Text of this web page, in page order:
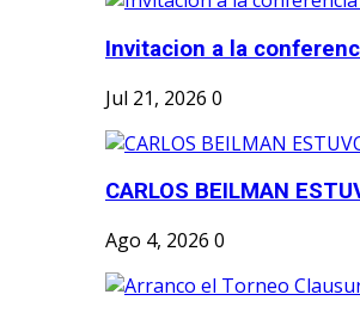
Invitacion a la
Jul 21, 2026 0
CARLOS BEILMAN
Ago 4, 2026 0